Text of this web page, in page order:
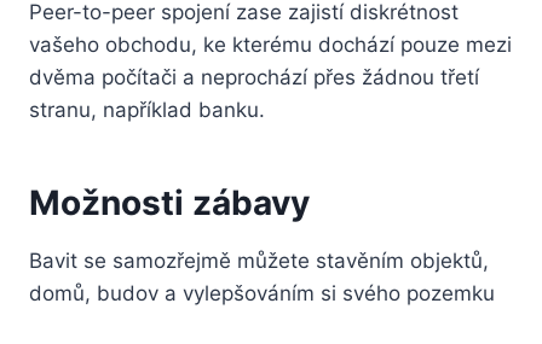
Peer-to-peer spojení zase zajistí diskrétnost
vašeho obchodu, ke kterému dochází pouze mezi
dvěma počítači a neprochází přes žádnou třetí
stranu, například banku.
Možnosti zábavy
Bavit se samozřejmě můžete stavěním objektů,
domů, budov a vylepšováním si svého pozemku